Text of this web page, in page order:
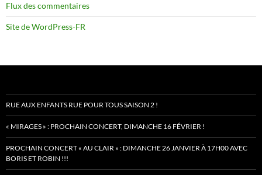
Flux des commentaires
Site de WordPress-FR
RUE AUX ENFANTS RUE POUR TOUS SAISON 2 !
« MIRAGES » : PROCHAIN CONCERT, DIMANCHE 16 FÉVRIER !
PROCHAIN CONCERT « AU CLAIR » : DIMANCHE 26 JANVIER À 17H00 AVEC
BORIS ET ROBIN !!!